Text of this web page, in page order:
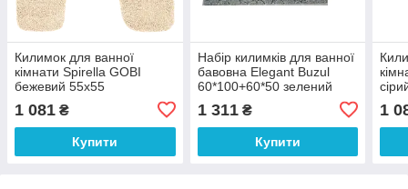
Килимок для ванної
кімнати Spirella GOBI
бежевий 55х55
1 081 ₴
Купити
Набір килимків для ванної
бавовна Elegant Buzul
60*100+60*50 зелений
1 311₴
Купити
1